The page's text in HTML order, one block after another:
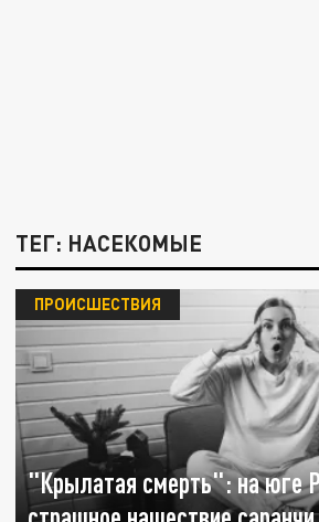
ТЕГ: НАСЕКОМЫЕ
"Крылатая смерть": на юге
ПРОИСШЕСТВИЯ